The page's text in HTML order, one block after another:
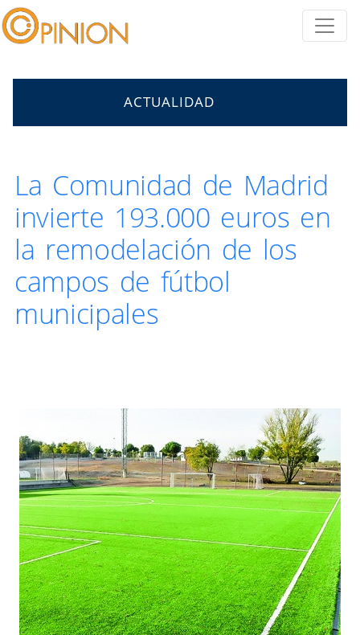
ACTUALIDAD
La Comunidad de Madrid
invierte 193.000 euros en
la remodelación de los
campos de fútbol
municipales